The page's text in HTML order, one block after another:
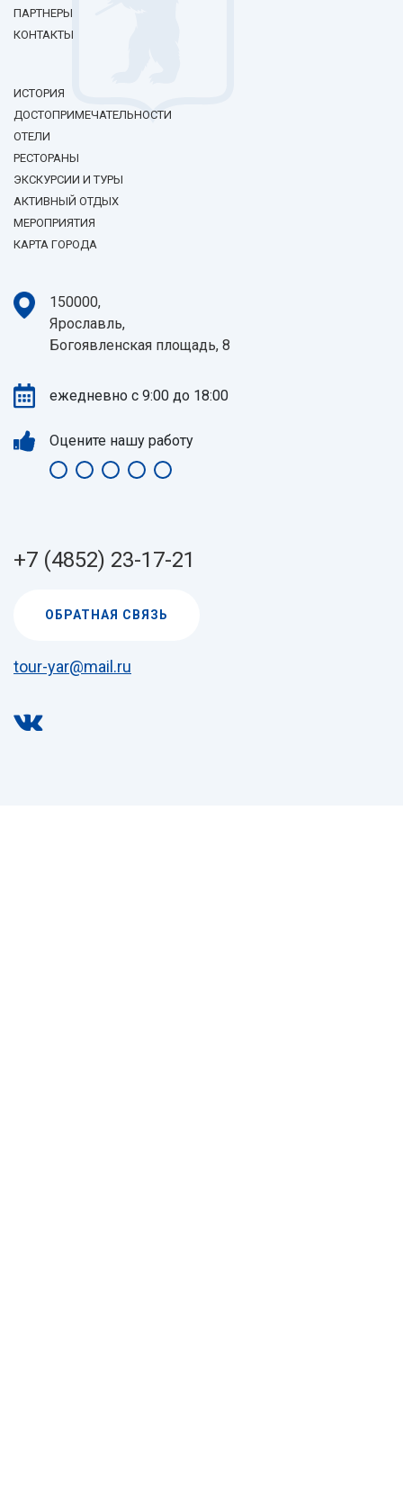
ПАРТНЕРЫ
КОНТАКТЫ
ИСТОРИЯ
ДОСТОПРИМЕЧАТЕЛЬНОСТИ
ОТЕЛИ
РЕСТОРАНЫ
ЭКСКУРСИИ И ТУРЫ
АКТИВНЫЙ ОТДЫХ
МЕРОПРИЯТИЯ
КАРТА ГОРОДА
150000,
Ярославль,
Богоявленская площадь, 8
ежедневно с 9:00 до 18:00
Оцените нашу работу
+7 (4852) 23-17-21
ОБРАТНАЯ СВЯЗЬ
tour-yar@mail.ru